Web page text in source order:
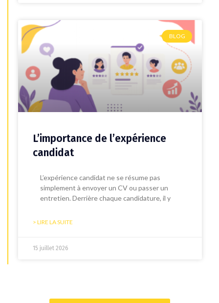
BLOG
L’importance de l’expérience
candidat
L’expérience candidat ne se résume pas
simplement à envoyer un CV ou passer un
entretien. Derrière chaque candidature, il y
> LIRE LA SUITE
15 juillet 2026